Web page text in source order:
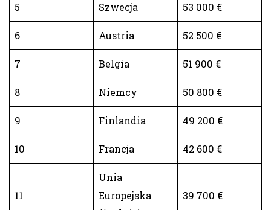
5 Szwecja 53 000 €
6 Austria 52 500 €
7 Belgia 51 900 €
8 Niemcy 50 800 €
9 Finlandia 49 200 €
10 Francja 42 600 €
11
Unia
Europejska
39 700 €